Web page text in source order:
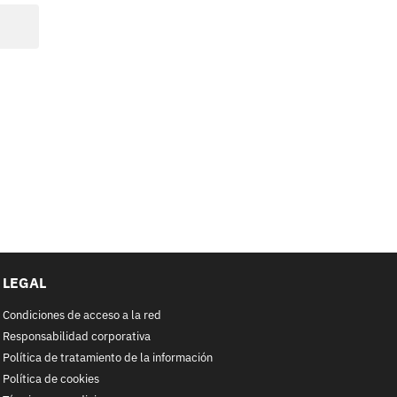
LEGAL
Condiciones de acceso a la red
Responsabilidad corporativa
Política de tratamiento de la información
Política de cookies